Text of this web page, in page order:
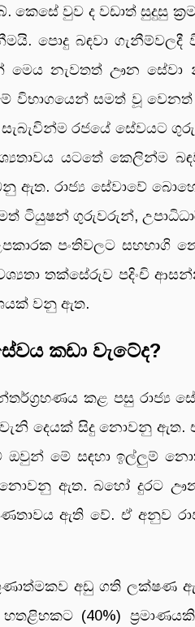
කෙසේ වුව ද වඩාත් සුදුසු
පොදු බඳවා
මෙය නැවතත් ඌන
විභාගයෙන් සමත් වූ
රජයේ සේවයට
යටතේ කෙලින්ම
ඇත. රාජ්‍ය සේවාවේ
ටියුෂන් ගුරුවරුන්,
උපකාරක පංතිවලට
තක්සේරුව පදිංචි
වනු ඇත.
කඩා වැටේද?
කළ පසු රාජ්‍ය
දෙයක් සිදු නොවනු ඇත.
මේ සඳහා ඉල්ලුම්
නොවනු ඇත. බහෝ දුරට
ඇති වේ. ඒ අනුව
අඩු ගති ලක්ෂණ
(40%)